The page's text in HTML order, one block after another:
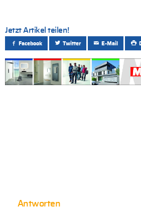
Jetzt Artikel teilen!
Facebook Twitter E-Mail
Antworten